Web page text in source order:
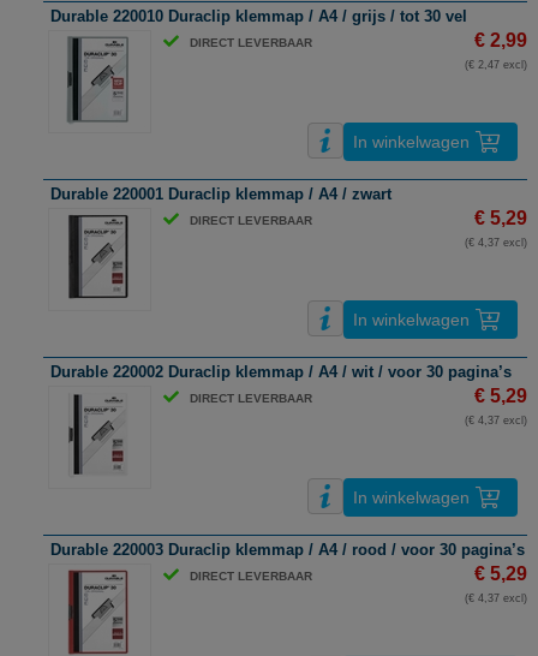
Durable 220010 Duraclip klemmap / A4 / grijs / tot 30 vel
DIRECT LEVERBAAR € 2,99
(€ 2,47 excl)
In winkelwagen
Durable 220001 Duraclip klemmap / A4 / zwart
DIRECT LEVERBAAR € 5,29
(€ 4,37 excl)
In winkelwagen
Durable 220002 Duraclip klemmap / A4 / wit / voor 30 pagina’s
DIRECT LEVERBAAR € 5,29
(€ 4,37 excl)
In winkelwagen
Durable 220003 Duraclip klemmap / A4 / rood / voor 30 pagina’s
DIRECT LEVERBAAR € 5,29
(€ 4,37 excl)